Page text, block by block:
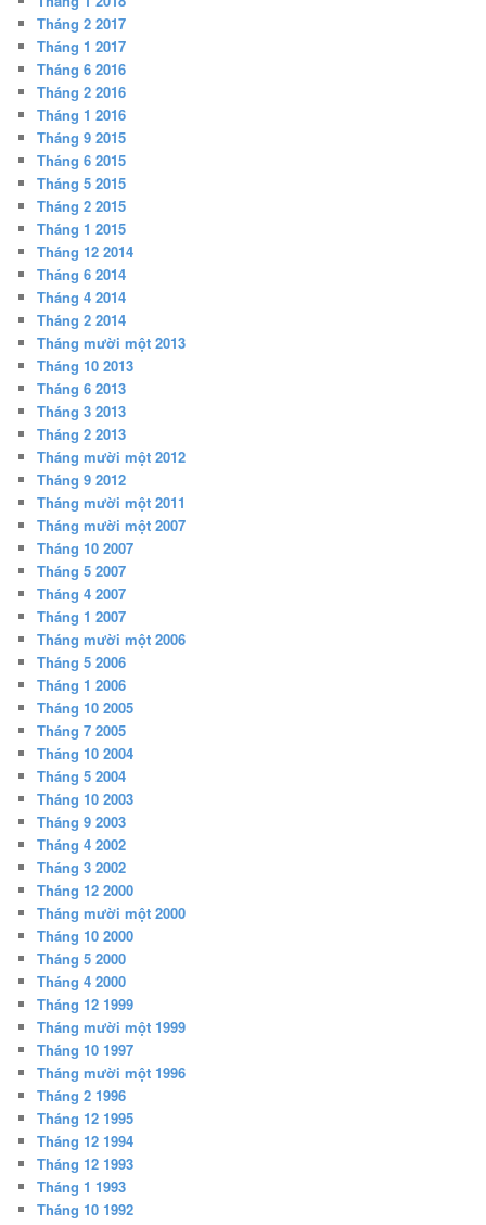
Tháng 2 2017
Tháng 1 2017
Tháng 6 2016
Tháng 2 2016
Tháng 1 2016
Tháng 9 2015
Tháng 6 2015
Tháng 5 2015
Tháng 2 2015
Tháng 1 2015
Tháng 12 2014
Tháng 6 2014
Tháng 4 2014
Tháng 2 2014
Tháng mười một 2013
Tháng 10 2013
Tháng 6 2013
Tháng 3 2013
Tháng 2 2013
Tháng mười một 2012
Tháng 9 2012
Tháng mười một 2011
Tháng mười một 2007
Tháng 10 2007
Tháng 5 2007
Tháng 4 2007
Tháng 1 2007
Tháng mười một 2006
Tháng 5 2006
Tháng 1 2006
Tháng 10 2005
Tháng 7 2005
Tháng 10 2004
Tháng 5 2004
Tháng 10 2003
Tháng 9 2003
Tháng 4 2002
Tháng 3 2002
Tháng 12 2000
Tháng mười một 2000
Tháng 10 2000
Tháng 5 2000
Tháng 4 2000
Tháng 12 1999
Tháng mười một 1999
Tháng 10 1997
Tháng mười một 1996
Tháng 2 1996
Tháng 12 1995
Tháng 12 1994
Tháng 12 1993
Tháng 1 1993
Tháng 10 1992